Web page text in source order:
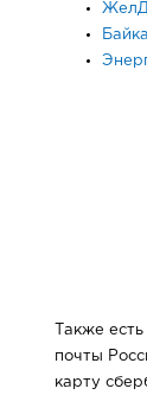
Также
почты
карту